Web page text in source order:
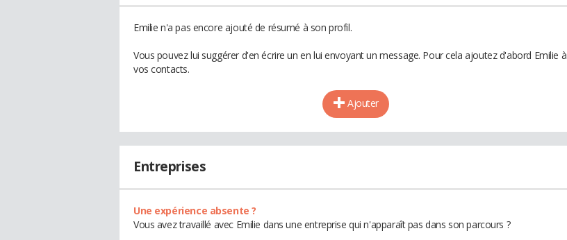
Emilie n'a pas encore ajouté de résumé à son profil.
Vous pouvez lui suggérer d'en écrire un en lui envoyant un message. Pour cela ajoutez d'abord Emilie à
vos contacts.
Ajouter
Entreprises
Une expérience absente ?
Vous avez travaillé avec Emilie dans une entreprise qui n'apparaît pas dans son parcours ?